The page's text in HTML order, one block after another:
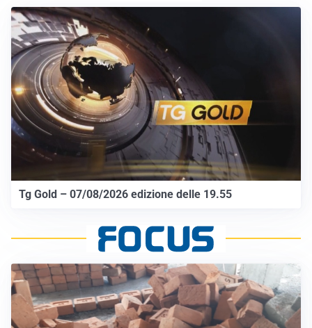
Tg Gold – 07/08/2026 edizione delle 19.55